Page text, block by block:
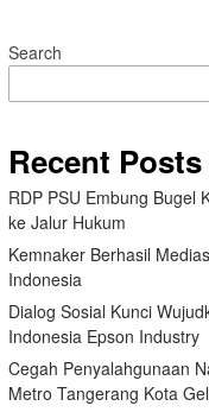
Search
Recent Posts
RDP PSU Embung Bugel
ke Jalur Hukum
Kemnaker Berhasil
Indonesia
Dialog Sosial Kunci
Indonesia Epson Industry
Cegah Penyalahgunaan
Metro Tangerang Kota